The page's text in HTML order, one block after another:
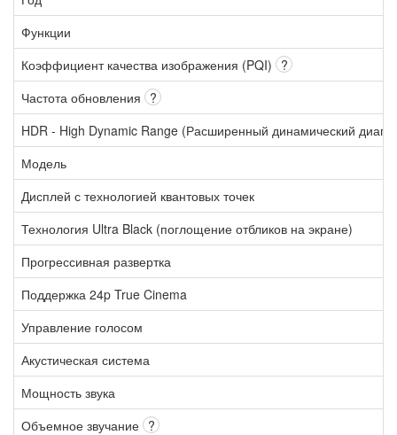
Функции
Коэффициент качества изображения (PQI) ?
Частота обновления ?
HDR - High Dynamic Range (Расширенный динамический
Модель
Дисплей с технологией квантовых точек
Технология Ultra Black (поглощение отбликов на экране)
Прогрессивная развертка
Поддержка 24p True Cinema
Управление голосом
Акустическая система
Мощность звука
Объемное звучание ?